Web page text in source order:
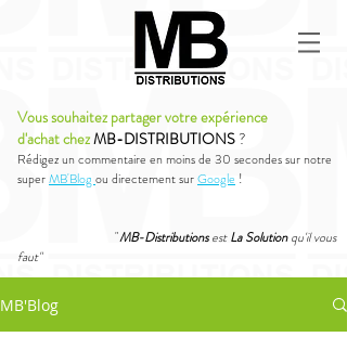
Vous souhaitez partager votre expérience
d'achat chezMB-DISTRIBUTIONS ?
Rédigez un commentaire en moins de 30 secondes sur notre
superMB'Blog ou directement surGoogle !
"MB-DistributionsestLa Solutionqu'il vous
faut"
MB'Blog